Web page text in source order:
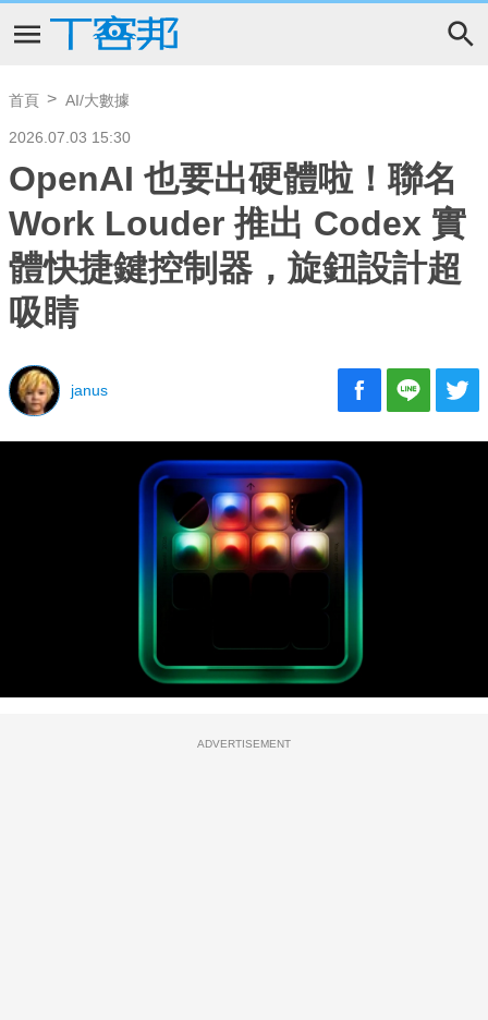
首頁 AI/大數據
2026.07.03 15:30
OpenAI 也要出硬體啦！聯名
Work Louder 推出 Codex 實
體快捷鍵控制器，旋鈕設計超
吸睛
janus
ADVERTISEMENT